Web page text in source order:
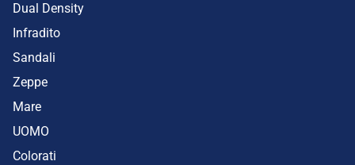
Dual Density
Infradito
Sandali
Zeppe
Mare
UOMO
Colorati